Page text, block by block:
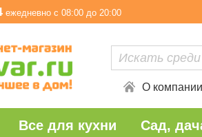
ежедневно с 08:00 до 20:00
О компании
Все для кухни Сад,